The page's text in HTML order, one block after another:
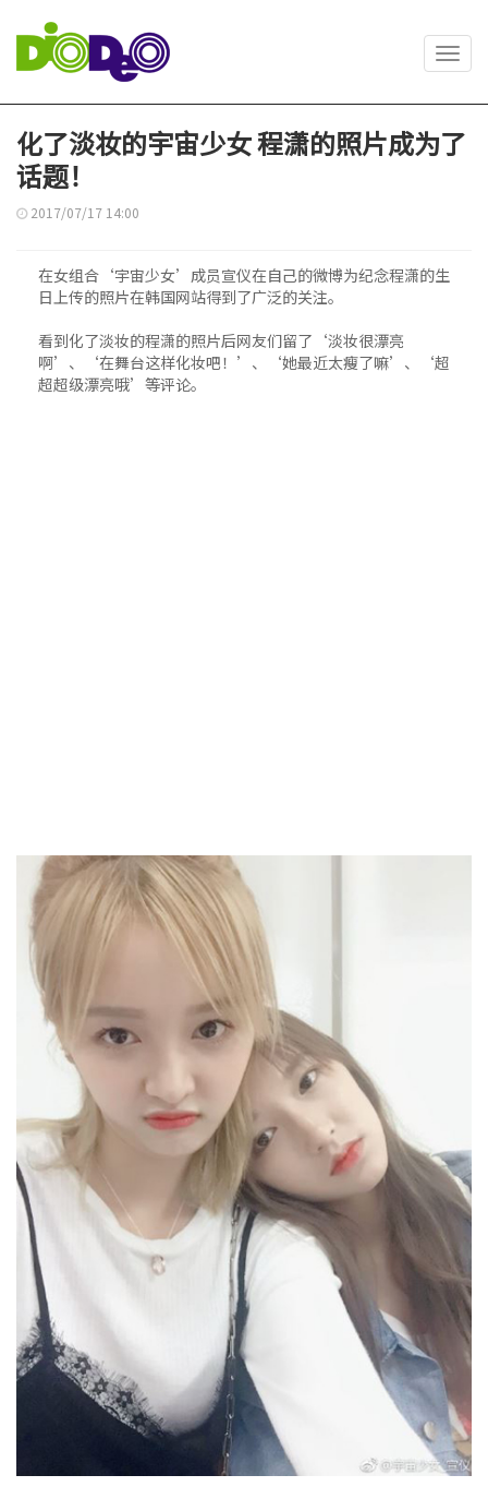
化了淡妆的宇宙少女 程潇的照片成为了
话题！
2017/07/17 14:00
在女组合‘宇宙少女’成员宣仪在自己的微博为纪念程潇的生
日上传的照片在韩国网站得到了广泛的关注。
看到化了淡妆的程潇的照片后网友们留了‘淡妆很漂亮
啊’、‘在舞台这样化妆吧！’、‘她最近太瘦了嘛’、‘超
超超级漂亮哦’等评论。